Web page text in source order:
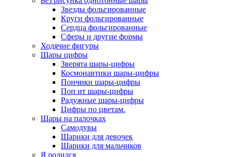
Звезды фольгированные
Круги фольгированные
Сердца фольгированные
Сферы и другие формы
Ходячие фигуры
Шары цифры
Зверята шары-цифры
Космонавтики шары-цифры
Пончики шары-цифры
Поп ит шары-цифры
Радужные шары-цифры
Цифры по цветам.
Шары на палочках
Самодувы
Шарики для девочек
Шарики для мальчиков
Я родился